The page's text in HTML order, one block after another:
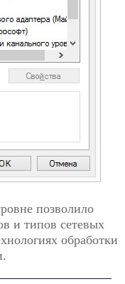
позволило
и типов сетевых
обработки